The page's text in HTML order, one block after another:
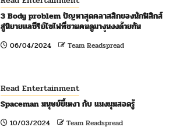
3 Body problem ปัญหาสุดคลาสสิกของนักฟิสิกส์
สู่นิยายแลซีรีย์ไซไฟที่ชวนคนดูมางุนงงด้วยกัน
06/04/2024 Team Readspread
Read Entertainment
Spaceman มนุษย์ขี้เหงา กับ แมงมุมสอดรู้
10/03/2024 Team Readspread